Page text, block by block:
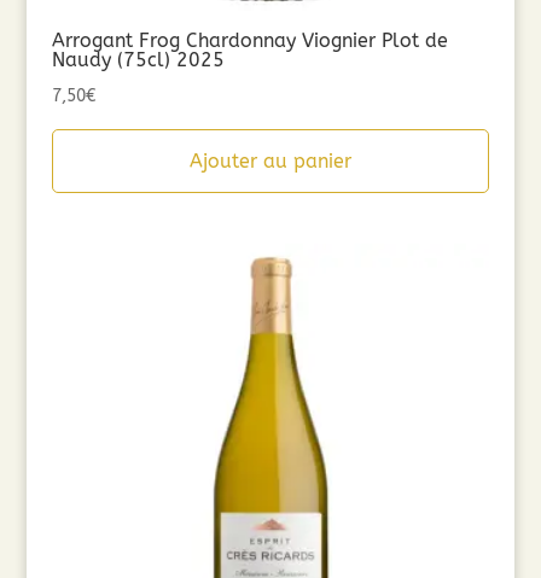
Arrogant Frog Chardonnay Viognier Plot de
Naudy (75cl) 2025
7,50€
Ajouter au panier